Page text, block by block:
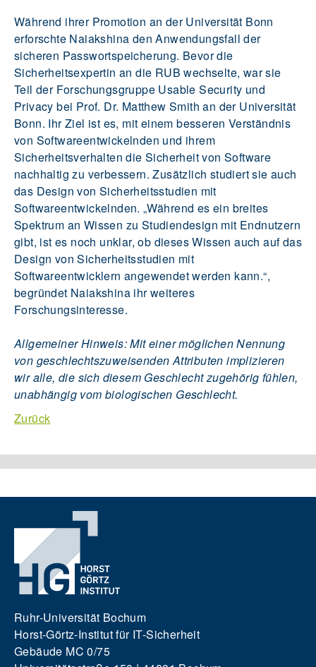
Während ihrer Promotion an der Universität Bonn
erforschte Naiakshina den Anwendungsfall der
sicheren Passwortspeicherung. Bevor die
Sicherheitsexpertin an die RUB wechselte, war sie
Teil der Forschungsgruppe Usable Security und
Privacy bei Prof. Dr. Matthew Smith an der Universität
Bonn. Ihr Ziel ist es, mit einem besseren Verständnis
von Softwareentwickelnden und ihrem
Sicherheitsverhalten die Sicherheit von Software
nachhaltig zu verbessern. Zusätzlich studiert sie auch
das Design von Sicherheitsstudien mit
Softwareentwickelnden. „Während es ein breites
Spektrum an Wissen zu Studiendesign mit Endnutzern
gibt, ist es noch unklar, ob dieses Wissen auch auf das
Design von Sicherheitsstudien mit
Softwareentwicklern angewendet werden kann.“,
begründet Naiakshina ihr weiteres
Forschungsinteresse.
Allgemeiner Hinweis: Mit einer möglichen Nennung
von geschlechtszuweisenden Attributen implizieren
wir alle, die sich diesem Geschlecht zugehörig fühlen,
unabhängig vom biologischen Geschlecht.
Zurück
Ruhr-Universität Bochum
Horst-Görtz-Institut für IT-Sicherheit
Gebäude MC 0/75